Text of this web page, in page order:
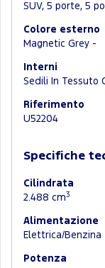
SUV, 5 porte, 5
Colore esterno
Magnetic Grey -
Interni
Sedili In Tessuto
Riferimento
U52204
Specifiche
Cilindrata
2.488 cm3
Alimentazione
Elettrica/Benzina
Potenza